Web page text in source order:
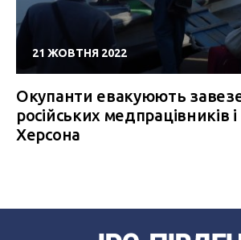
21 ЖОВТНЯ 2022
Окупанти евакуюють
російських медпрацівників
Херсона